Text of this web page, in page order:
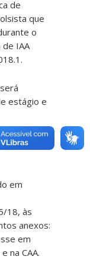
de
que
o
IAA
estágio e
em
18, às
anexos:
em
na CAA.